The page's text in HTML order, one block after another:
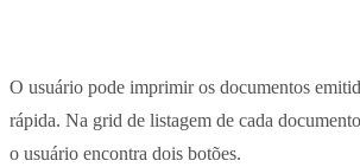
O usuário pode imprimir os documentos
rápida. Na grid de listagem de cada
o usuário encontra dois botões.